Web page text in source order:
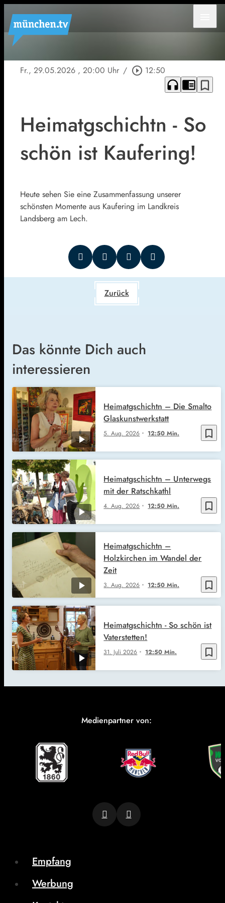
Fr., 29.05.2026 , 20:00 Uhr / play_circle_outline 12:50
headphones chrome_reader_mode bookmark_border
Heimatgschichtn - So
schön ist Kaufering!
Heute sehen Sie eine Zusammenfassung unserer
schönsten Momente aus Kaufering im Landkreis
Landsberg am Lech.
Zurück
Das könnte Dich auch
interessieren
bookmark_border
5. Aug. 2026 12:50 Min.
Heimatgschichtn – Die Smalto
Glaskunstwerkstatt
bookmark_border
4. Aug. 2026 12:50 Min.
Heimatgschichtn – Unterwegs
mit der Ratschkathl
bookmark_border
3. Aug. 2026 12:50 Min.
Heimatgschichtn –
Holzkirchen im Wandel der
Zeit
bookmark_border
31. Juli 2026 12:50 Min.
Heimatgschichtn - So schön ist
Vaterstetten!
Medienpartner von:
Empfang
Werbung